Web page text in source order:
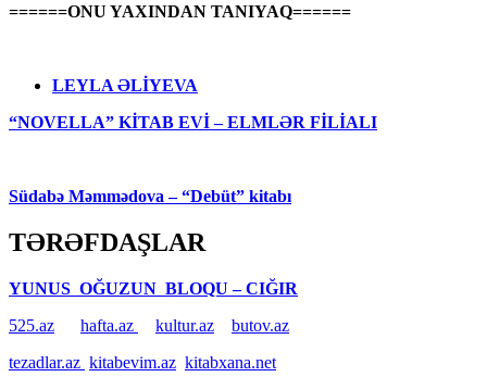
======ONU YAXINDAN TANIYAQ======
LEYLA ƏLİYEVA
“NOVELLA” KİTAB EVİ – ELMLƏR FİLİALI
Südabə Məmmədova – “Debüt” kitabı
TƏRƏFDAŞLAR
YUNUS OĞUZUN BLOQU – CIĞIR
525.az
hafta.az kultur.az
butov.az
tezadlar.az kitabevim.az kitabxana.net